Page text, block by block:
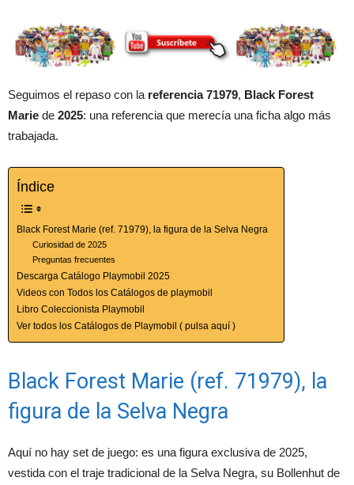
Seguimos el repaso con la referencia 71979, Black Forest
Marie de 2025: una referencia que merecía una ficha algo más
trabajada.
Índice
Black Forest Marie (ref. 71979), la figura de la Selva Negra
Curiosidad de 2025
Preguntas frecuentes
Descarga Catálogo Playmobil 2025
Videos con Todos los Catálogos de playmobil
Libro Coleccionista Playmobil
Ver todos los Catálogos de Playmobil ( pulsa aquí )
Black Forest Marie (ref. 71979), la
figura de la Selva Negra
Aquí no hay set de juego: es una figura exclusiva de 2025,
vestida con el traje tradicional de la Selva Negra, su Bollenhut de